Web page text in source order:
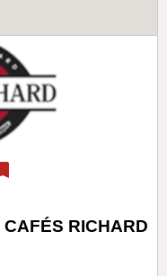
CAFÉS RICHARD